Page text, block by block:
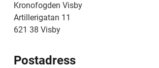
Kronofogden Visby
Artillerigatan 11
621 38 Visby
Postadress